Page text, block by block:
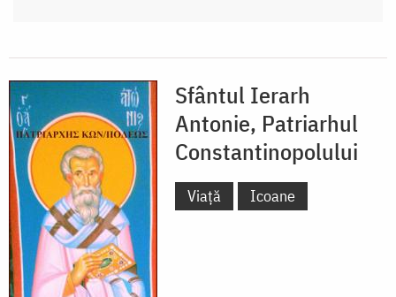
Sfântul Ierarh
Antonie, Patriarhul
Constantinopolului
Viață Icoane